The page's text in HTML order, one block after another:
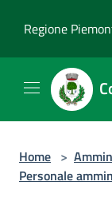
Regione
Home >
Personale